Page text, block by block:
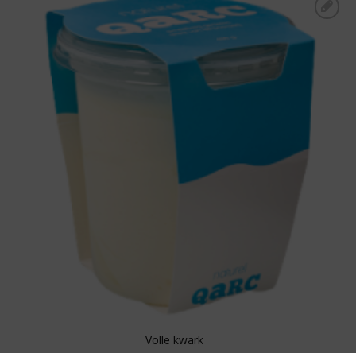
Toevoegen aan
boodschappenlijst
Volle kwark